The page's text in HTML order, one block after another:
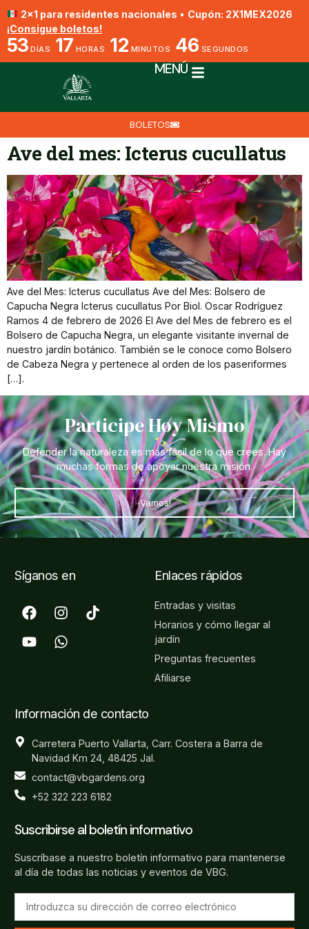
2x1 para residentes nacionales • Cupón: 2X1MEX2026
¡Consigue boletos!
53 DÍAS 17 HORAS 12 MINUTOS 46 SEGUNDOS
MENÚ
BOLETOS
Ave del mes: Icterus cucullatus
Ave del Mes: Icterus cucullatus Ave del Mes: Bolsero de
Capucha Negra Icterus cucullatus Por Biol. Oscar Rodríguez
Ramos 4 de febrero de 2026 El Ave del Mes de febrero es el
Bolsero de Capucha Negra, un elegante visitante invernal de
nuestro jardín botánico. También se le conoce como Bolsero
de Cabeza Negra y pertenece al orden de los paseriformes
[…].
Participe Hoy Mismo
Defender la naturaleza es más fácil de lo que crees. Hay
muchas formas de apoyar nuestra misión.
¡Vamos!
Síganos en Enlaces rápidos
Entradas y visitas
Horarios y cómo llegar al
jardín
Preguntas frecuentes
Afiliarse
Información de contacto
Carretera Puerto Vallarta, Carr. Costera a Barra de
Navidad Km 24, 48425 Jal.
contact@vbgardens.org
+52 322 223 6182
Suscribirse al boletín informativo
Suscríbase a nuestro boletín informativo para mantenerse
al día de todas las noticias y eventos de VBG.